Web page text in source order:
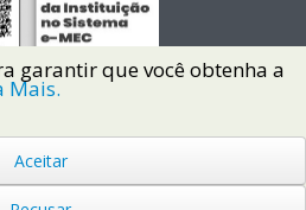
Federal de Santa Catarina IFSC
Direitos Reservados.
garantir que você obtenha a
Mais.
Aceitar